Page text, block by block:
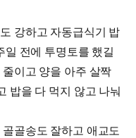
강하고 자동급식기 밥
일 전에 투명토를 했길
이고 양을 아주 살짝
밥을 다 먹지 않고 나눠
골송도 잘하고 애교도